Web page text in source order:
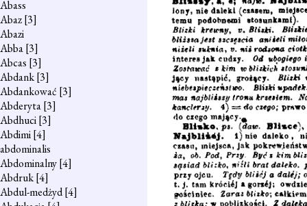
Abass
Abaz[3]
Abazi
Abba[3]
Abcas [3]
Abdank[3]
Abdankować [3]
Abderyta[3]
Abdhuci[3]
Abdimi[4]
abdominalis
Abdominalny[4]
Abdruk[4]
Abdul-medżyd[4]